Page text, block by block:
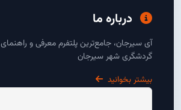
درباره ما
آی سیرجان، جامع‌ترین پلتفرم معرفی و راهنمای
گردشگری شهر سیرجان
بیشتر بخوانید